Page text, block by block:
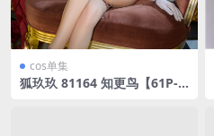
cos单集
狐玖玖 81164 知更鸟【61P-3